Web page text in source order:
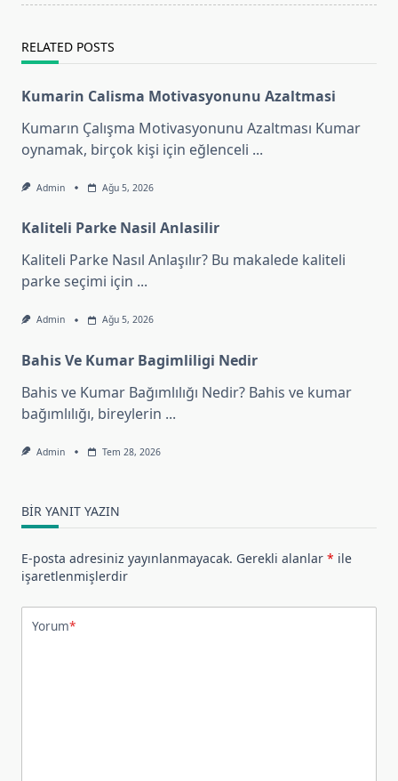
text">Page</span>
RELATED POSTS
Kumarin Calisma Motivasyonunu Azaltmasi
Kumarın Çalışma Motivasyonunu Azaltması Kumar
oynamak, birçok kişi için eğlenceli ...
Admin Ağu 5, 2026
Kaliteli Parke Nasil Anlasilir
Kaliteli Parke Nasıl Anlaşılır? Bu makalede kaliteli
parke seçimi için ...
Admin Ağu 5, 2026
Bahis Ve Kumar Bagimliligi Nedir
Bahis ve Kumar Bağımlılığı Nedir? Bahis ve kumar
bağımlılığı, bireylerin ...
Admin Tem 28, 2026
BIR YANIT YAZIN
E-posta adresiniz yayınlanmayacak. Gerekli alanlar * ile
işaretlenmişlerdir
Yorum*